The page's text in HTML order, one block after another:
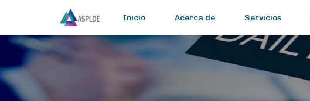
Inicio Acerca de Servicios